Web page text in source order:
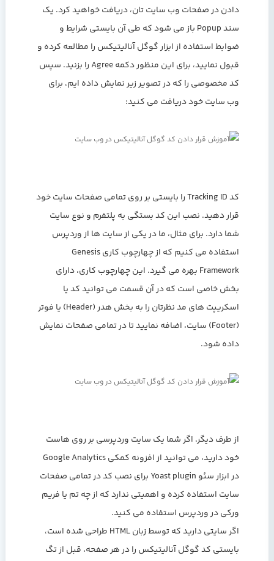
دادن در صفحات وب سایت تان، دریافت خواهید کرد. یک
سند Popup باز می شود که طی آن بایستی شرایط و
ضوابط استفاده از ابزار گوگل آنالیتیکس را مطالعه کرده و
قبول نمایید، برای این منظور دکمه Agree را بزنید. سپس
کد مخصوصی را که در تصویر زیر نمایش داده ایم، برای
وب سایت خود دریافت می کنید:
کد Tracking ID را بایستی بر روی تمامی صفحات سایت خود
قرار دهید. نصب این کد بستگی به پلتفرم و نوع سایت
شما دارد. برای مثال، ما در یکی از سایت ها از وردپرس
استفاده می کنیم که از چهارچوب کاری Genesis
Framework بهره می گیرد. این چهارچوب کاری، دارای
بخش خاصی است که در آن قسمت می توانید کد یا
اسکریپت های مد نظرتان را به بخش هدر (Header) یا فوتر
(Footer) سایت، اضافه نمایید تا در تمامی صفحات نمایش
داده شود.
از طرف دیگر، اگر شما یک سایت وردپرسی بر روی هاست
خود دارید، می توانید از افزونه کمکی Google Analytics
در ابزار سئو Yoast plugin برای نصب کد در تمامی صفحات
سایت استفاده کرده و اهمیتی ندارد که از چه تم یا فریم
ورکی در وردپرس استفاده می کنید.
اگر سایتی دارید که توسط زبان HTML طراحی شده است،
بایستی کد گوگل آنالیتیکس را در هر صفحه، قبل از تگ